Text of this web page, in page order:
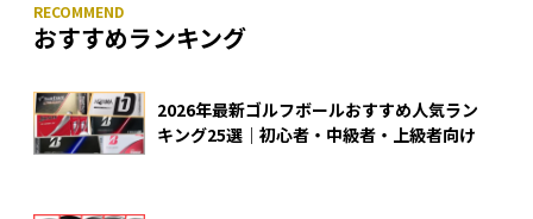
おすすめランキング
2026年最新ゴルフボールおすすめ人気ラン
キング25選｜初心者・中級者・上級者向け